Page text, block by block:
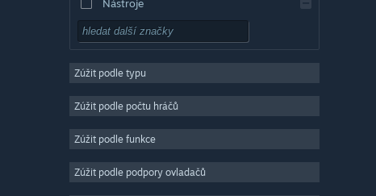
Nástroje
Free to play
Masivně multiplayerové
Nezávislé
Simulátory
Zúžit podle typu
Zúžit podle počtu hráčů
Zúžit podle funkce
Zúžit podle podpory ovladačů